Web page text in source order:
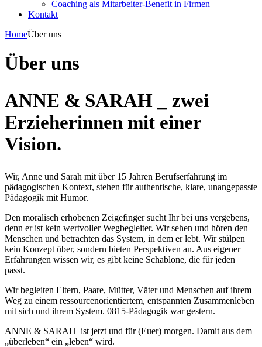
Coaching als Mitarbeiter-Benefit in Firmen
Kontakt
HomeÜber uns
Über uns
ANNE & SARAH _ zwei
Erzieherinnen mit einer
Vision.
Wir, Anne und Sarah mit über 15 Jahren Berufserfahrung im
pädagogischen Kontext, stehen für authentische, klare, unangepasste
Pädagogik mit Humor.
Den moralisch erhobenen Zeigefinger sucht Ihr bei uns vergebens,
denn er ist kein wertvoller Wegbegleiter. Wir sehen und hören den
Menschen und betrachten das System, in dem er lebt. Wir stülpen
kein Konzept über, sondern bieten Perspektiven an. Aus eigener
Erfahrungen wissen wir, es gibt keine Schablone, die für jeden
passt.
Wir begleiten Eltern, Paare, Mütter, Väter und Menschen auf ihrem
Weg zu einem ressourcenorientiertem, entspannten Zusammenleben
mit sich und ihrem System. 0815-Pädagogik war gestern.
ANNE & SARAH ist jetzt und für (Euer) morgen. Damit aus dem
„überleben“ ein „leben“ wird.